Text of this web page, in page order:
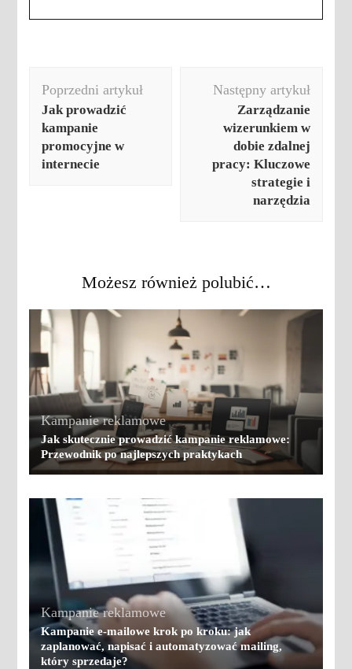
wpisu
Poprzedni artykuł
Jak prowadzić
kampanie
promocyjne w
internecie
Następny artykuł
Zarządzanie
wizerunkiem w
dobie zdalnej
pracy: Kluczowe
strategie i
narzędzia
Możesz również polubić…
Kampanie reklamowe
Jak skutecznie prowadzić kampanie reklamowe:
Przewodnik po najlepszych praktykach
Kampanie reklamowe
​Kampanie e-mailowe krok po kroku: jak
zaplanować, napisać i automatyzować mailing,
który sprzedaje?